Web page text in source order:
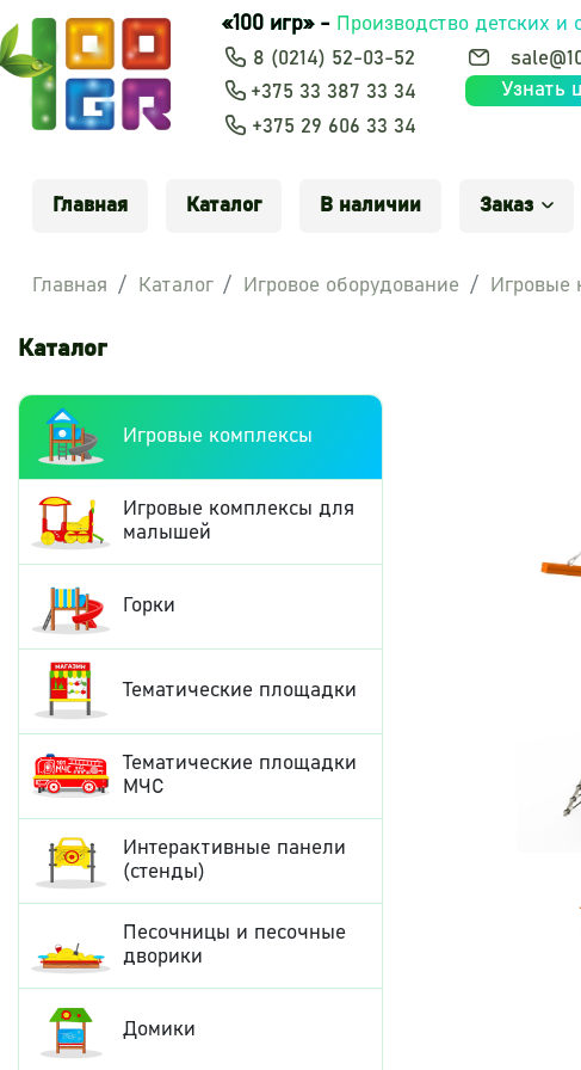
«100 игр» - Производство детских
8 (0214) 52-03-52
+375 33 387 33 34
+375 29 606 33 34
Узнать
Главная Каталог В наличии Заказ
Главная Каталог Игровое оборудование Игровые
Каталог
Игровые комплексы
Игровые комплексы для
малышей
Горки
Тематические площадки
Тематические площадки
МЧС
Интерактивные панели
(стенды)
Песочницы и песочные
дворики
Домики